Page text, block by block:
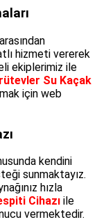
arasından
hizmeti vererek
ekiplerimiz ile
Su Kaçak
için web
kendini
sunmaktayız.
hızla
Cihazı ile
vermektedir.